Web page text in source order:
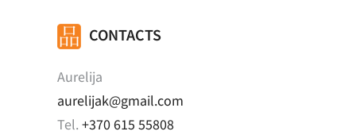
CONTACTS
Aurelija
aurelijak@gmail.com
Tel.+370 615 55808